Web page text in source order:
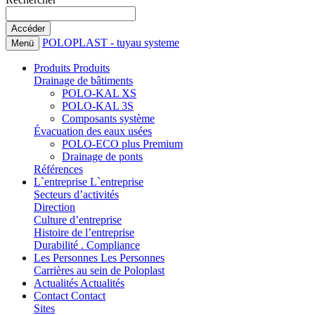
Menü POLOPLAST - tuyau systeme
Produits Produits
Drainage de bâtiments
POLO-KAL XS
POLO-KAL 3S
Composants système
Évacuation des eaux usées
POLO-ECO plus Premium
Drainage de ponts
Références
L`entreprise L`entreprise
Secteurs d’activités
Direction
Culture d’entreprise
Histoire de l’entreprise
Durabilité . Compliance
Les Personnes Les Personnes
Carrières au sein de Poloplast
Actualités Actualités
Contact Contact
Sites